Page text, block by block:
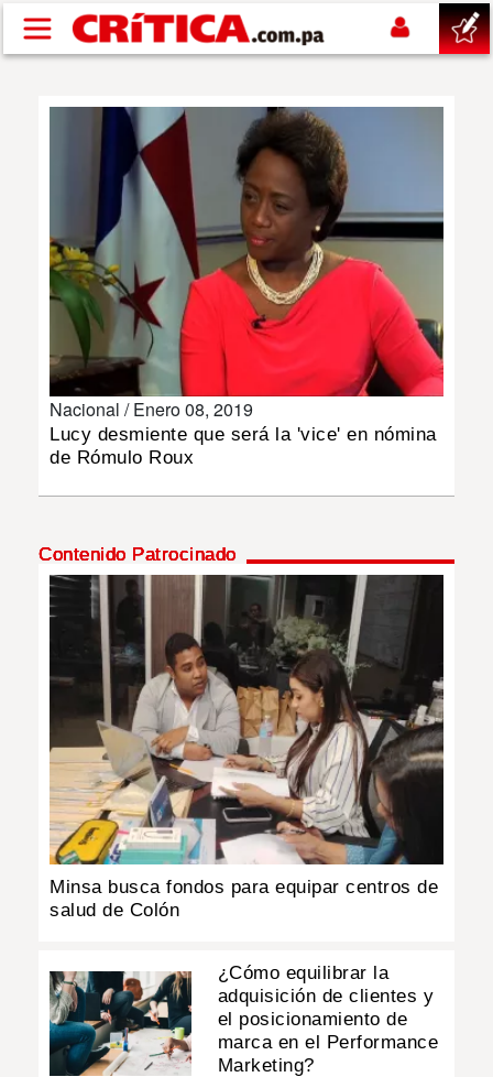
Pasar al contenido principal
POLÍTICA
DEPORTES
MULTIMEDIA
Nacional /Enero 08, 2019
Lucy desmiente que será la 'vice' en nómina
de Rómulo Roux
Contenido Patrocinado
Minsa busca fondos para equipar centros de
salud de Colón
¿Cómo equilibrar la
adquisición de clientes y
el posicionamiento de
marca en el Performance
Marketing?